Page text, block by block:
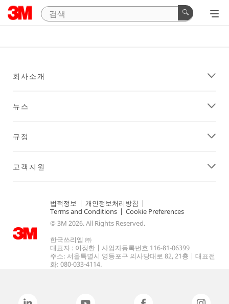
회사소개
뉴스
규정
고객지원
법적정보 | 개인정보처리방침 |
Terms and Conditions | Cookie Preferences
© 3M 2026. All Rights Reserved.
한국쓰리엠 ㈜
대표자 : 이정한 | 사업자등록번호 116-81-06399
주소: 서울특별시 영등포구 의사당대로 82, 21층 | 대표전
화: 080-033-4114.